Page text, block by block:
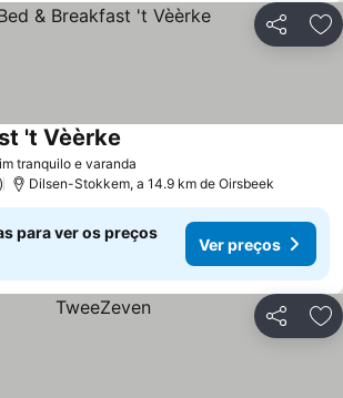
Partilhar
tranquilo e varanda
't Vèèrke
Dilsen-Stokkem, a 14.9 km de Oirsbeek
para ver os preços
Ver preços
Partilhar